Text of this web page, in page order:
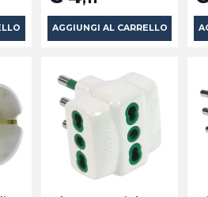
AGGIUNGI AL CARRELLO